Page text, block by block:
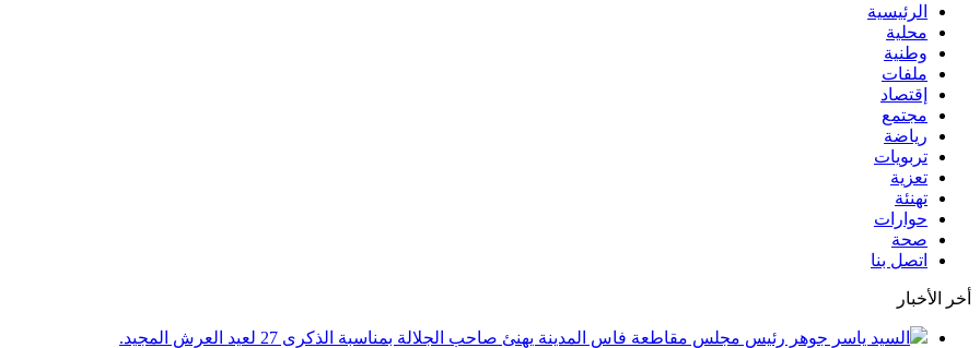
الرئيسية
محلية
وطنية
ملفات
إقتصاد
مجتمع
رياضة
تربويات
تعزية
تهنئة
حوارات
صحة
اتصل بنا
أخر الأخبار
السيد ياسر جوهر رئيس مجلس مقاطعة فاس المدينة يهنئ صاحب الجلالة بمناسبة الذكرى 27 لعيد العرش المجيد.